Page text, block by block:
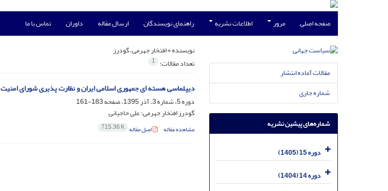
صفحه اصلی مرور اطلاعات نشریه راهنمای نویسندگان ارسال مقاله داوران تماس با ما
نویسنده =افتخار جهرمی، گودرز
تعداد مقالات: 1
دیپلماسی هسته ای جمهوری اسلامی ایران و نظارت پذیری شورای امنیت
دوره 5، شماره 3، آذر 1395، صفحه
183-161
گودرز افتخار جهرمی؛ علی حاجیانی
مشاهده مقاله اصل مقاله 715.36 K
مقالات آماده انتشار
شماره جاری
شماره‌های پیشین نشریه
دوره 15 (1405)
دوره 14 (1404)